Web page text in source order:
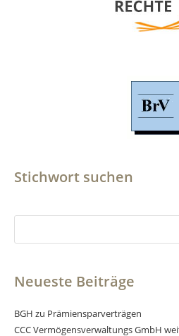
Stichwort suchen
Neueste Beiträge
BGH zu Prämiensparverträgen
CCC Vermögensverwaltungs GmbH